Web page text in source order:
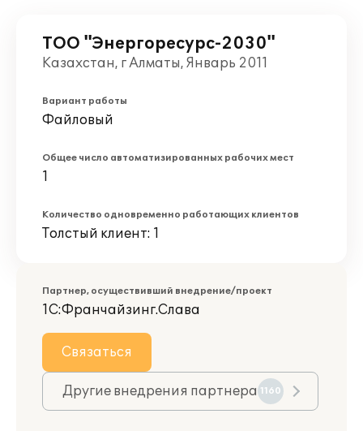
ТОО "Энергоресурс-2030"
Казахстан, г Алматы, Январь 2011
Вариант работы
Файловый
Общее число автоматизированных рабочих мест
1
Количество одновременно работающих клиентов
Толстый клиент: 1
Партнер, осуществивший внедрение/проект
1С:Франчайзинг.Слава
Связаться
Другие внедрения партнера 1160